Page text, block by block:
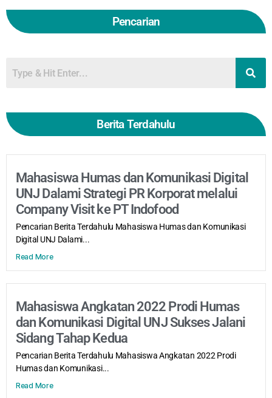
Pencarian
Berita Terdahulu
Mahasiswa Humas dan Komunikasi Digital
UNJ Dalami Strategi PR Korporat melalui
Company Visit ke PT Indofood
Pencarian Berita Terdahulu Mahasiswa Humas dan Komunikasi
Digital UNJ Dalami...
Read More
Mahasiswa Angkatan 2022 Prodi Humas
dan Komunikasi Digital UNJ Sukses Jalani
Sidang Tahap Kedua
Pencarian Berita Terdahulu Mahasiswa Angkatan 2022 Prodi
Humas dan Komunikasi...
Read More